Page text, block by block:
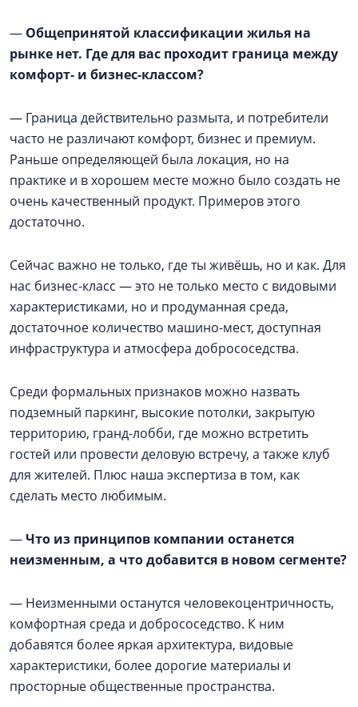
— Общепринятой классификации жилья на
рынке нет. Где для вас проходит граница между
комфорт- и бизнес-классом?
— Граница действительно размыта, и потребители
часто не различают комфорт, бизнес и премиум.
Раньше определяющей была локация, но на
практике и в хорошем месте можно было создать не
очень качественный продукт. Примеров этого
достаточно.
Сейчас важно не только, где ты живёшь, но и как. Для
нас бизнес-класс — это не только место с видовыми
характеристиками, но и продуманная среда,
достаточное количество машино-мест, доступная
инфраструктура и атмосфера добрососедства.
Среди формальных признаков можно назвать
подземный паркинг, высокие потолки, закрытую
территорию, гранд-лобби, где можно встретить
гостей или провести деловую встречу, а также клуб
для жителей. Плюс наша экспертиза в том, как
сделать место любимым.
—Что из принципов компании останется
неизменным, а что добавится в новом сегменте?
— Неизменными останутся человекоцентричность,
комфортная среда и добрососедство. К ним
добавятся более яркая архитектура, видовые
характеристики, более дорогие материалы и
просторные общественные пространства.